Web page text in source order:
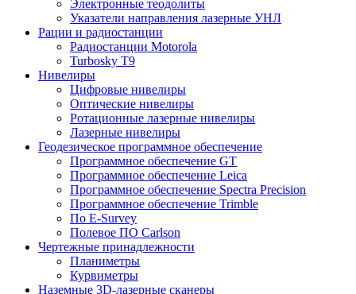
Электронные теодолиты
Указатели направления лазерные УНЛ
Рации и радиостанции
Радиостанции Motorola
Turbosky T9
Нивелиры
Цифровые нивелиры
Оптические нивелиры
Ротационные лазерные нивелиры
Лазерные нивелиры
Геодезическое программное обеспечение
Программное обеспечение GT
Программное обеспечение Leica
Программное обеспечение Spectra Precision
Программное обеспечение Trimble
По E-Survey
Полевое ПО Carlson
Чертежные принадлежности
Планиметры
Курвиметры
Наземные 3D-лазерные сканеры